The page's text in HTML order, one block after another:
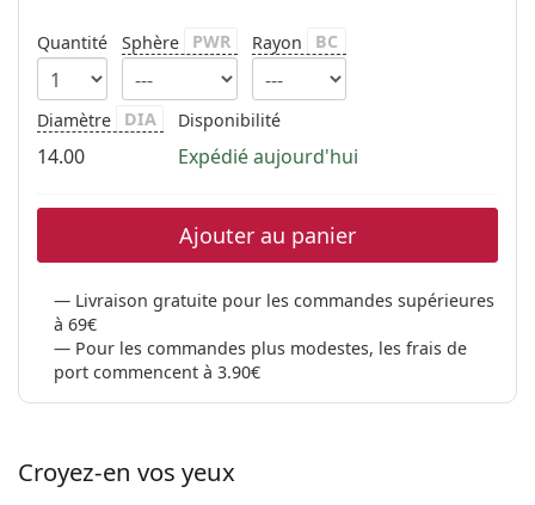
Quantité Sphère PWR Rayon BC
Diamètre DIA
14.00
Disponibilité
Expédié aujourd'hui
Ajouter au panier
Livraison gratuite pour les commandes supérieures
à 69€
Pour les commandes plus modestes, les frais de
port commencent à 3.90€
Croyez-en vos yeux